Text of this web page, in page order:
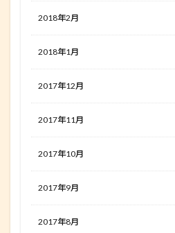
2018年2月
2018年1月
2017年12月
2017年11月
2017年10月
2017年9月
2017年8月